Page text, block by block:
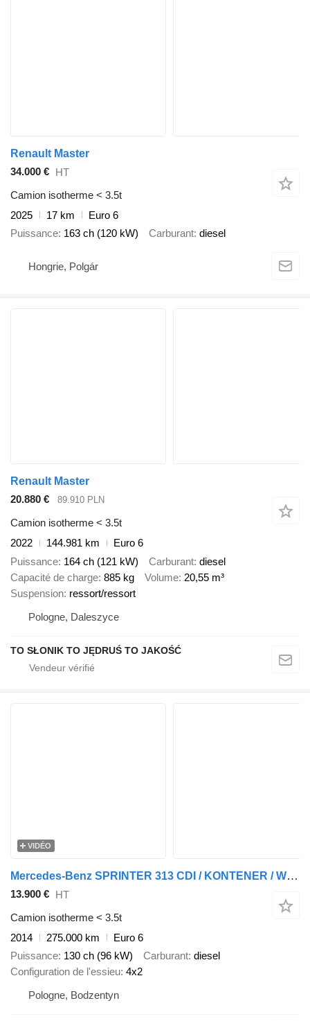
Renault Master
34.000 € HT
Camion isotherme < 3.5t
2025
17 km
Euro 6
Puissance 163 ch (120 kW) Carburant diesel
Hongrie, Polgár
Renault Master
20.880 €
89.910 PLN
Camion isotherme < 3.5t
2022
144.981 km
Euro 6
Puissance 164 ch (121 kW) Carburant diesel
Capacité de charge 885 kg Volume 20,55 m³
Suspension ressort/ressort
Pologne, Daleszyce
TO SŁONIK TO JĘDRUŚ TO JAKOŚĆ
VIDÉO
Mercedes-Benz SPRINTER 313 CDI / KONTENER / WINDA 750 / BLIŹNIAK / SPROWADZONY
13.900 €
HT
Camion isotherme < 3.5t
2014
275.000 km
Euro 6
Puissance 130 ch (96 kW) Carburant diesel
Configuration de l'essieu 4x2
Pologne, Bodzentyn